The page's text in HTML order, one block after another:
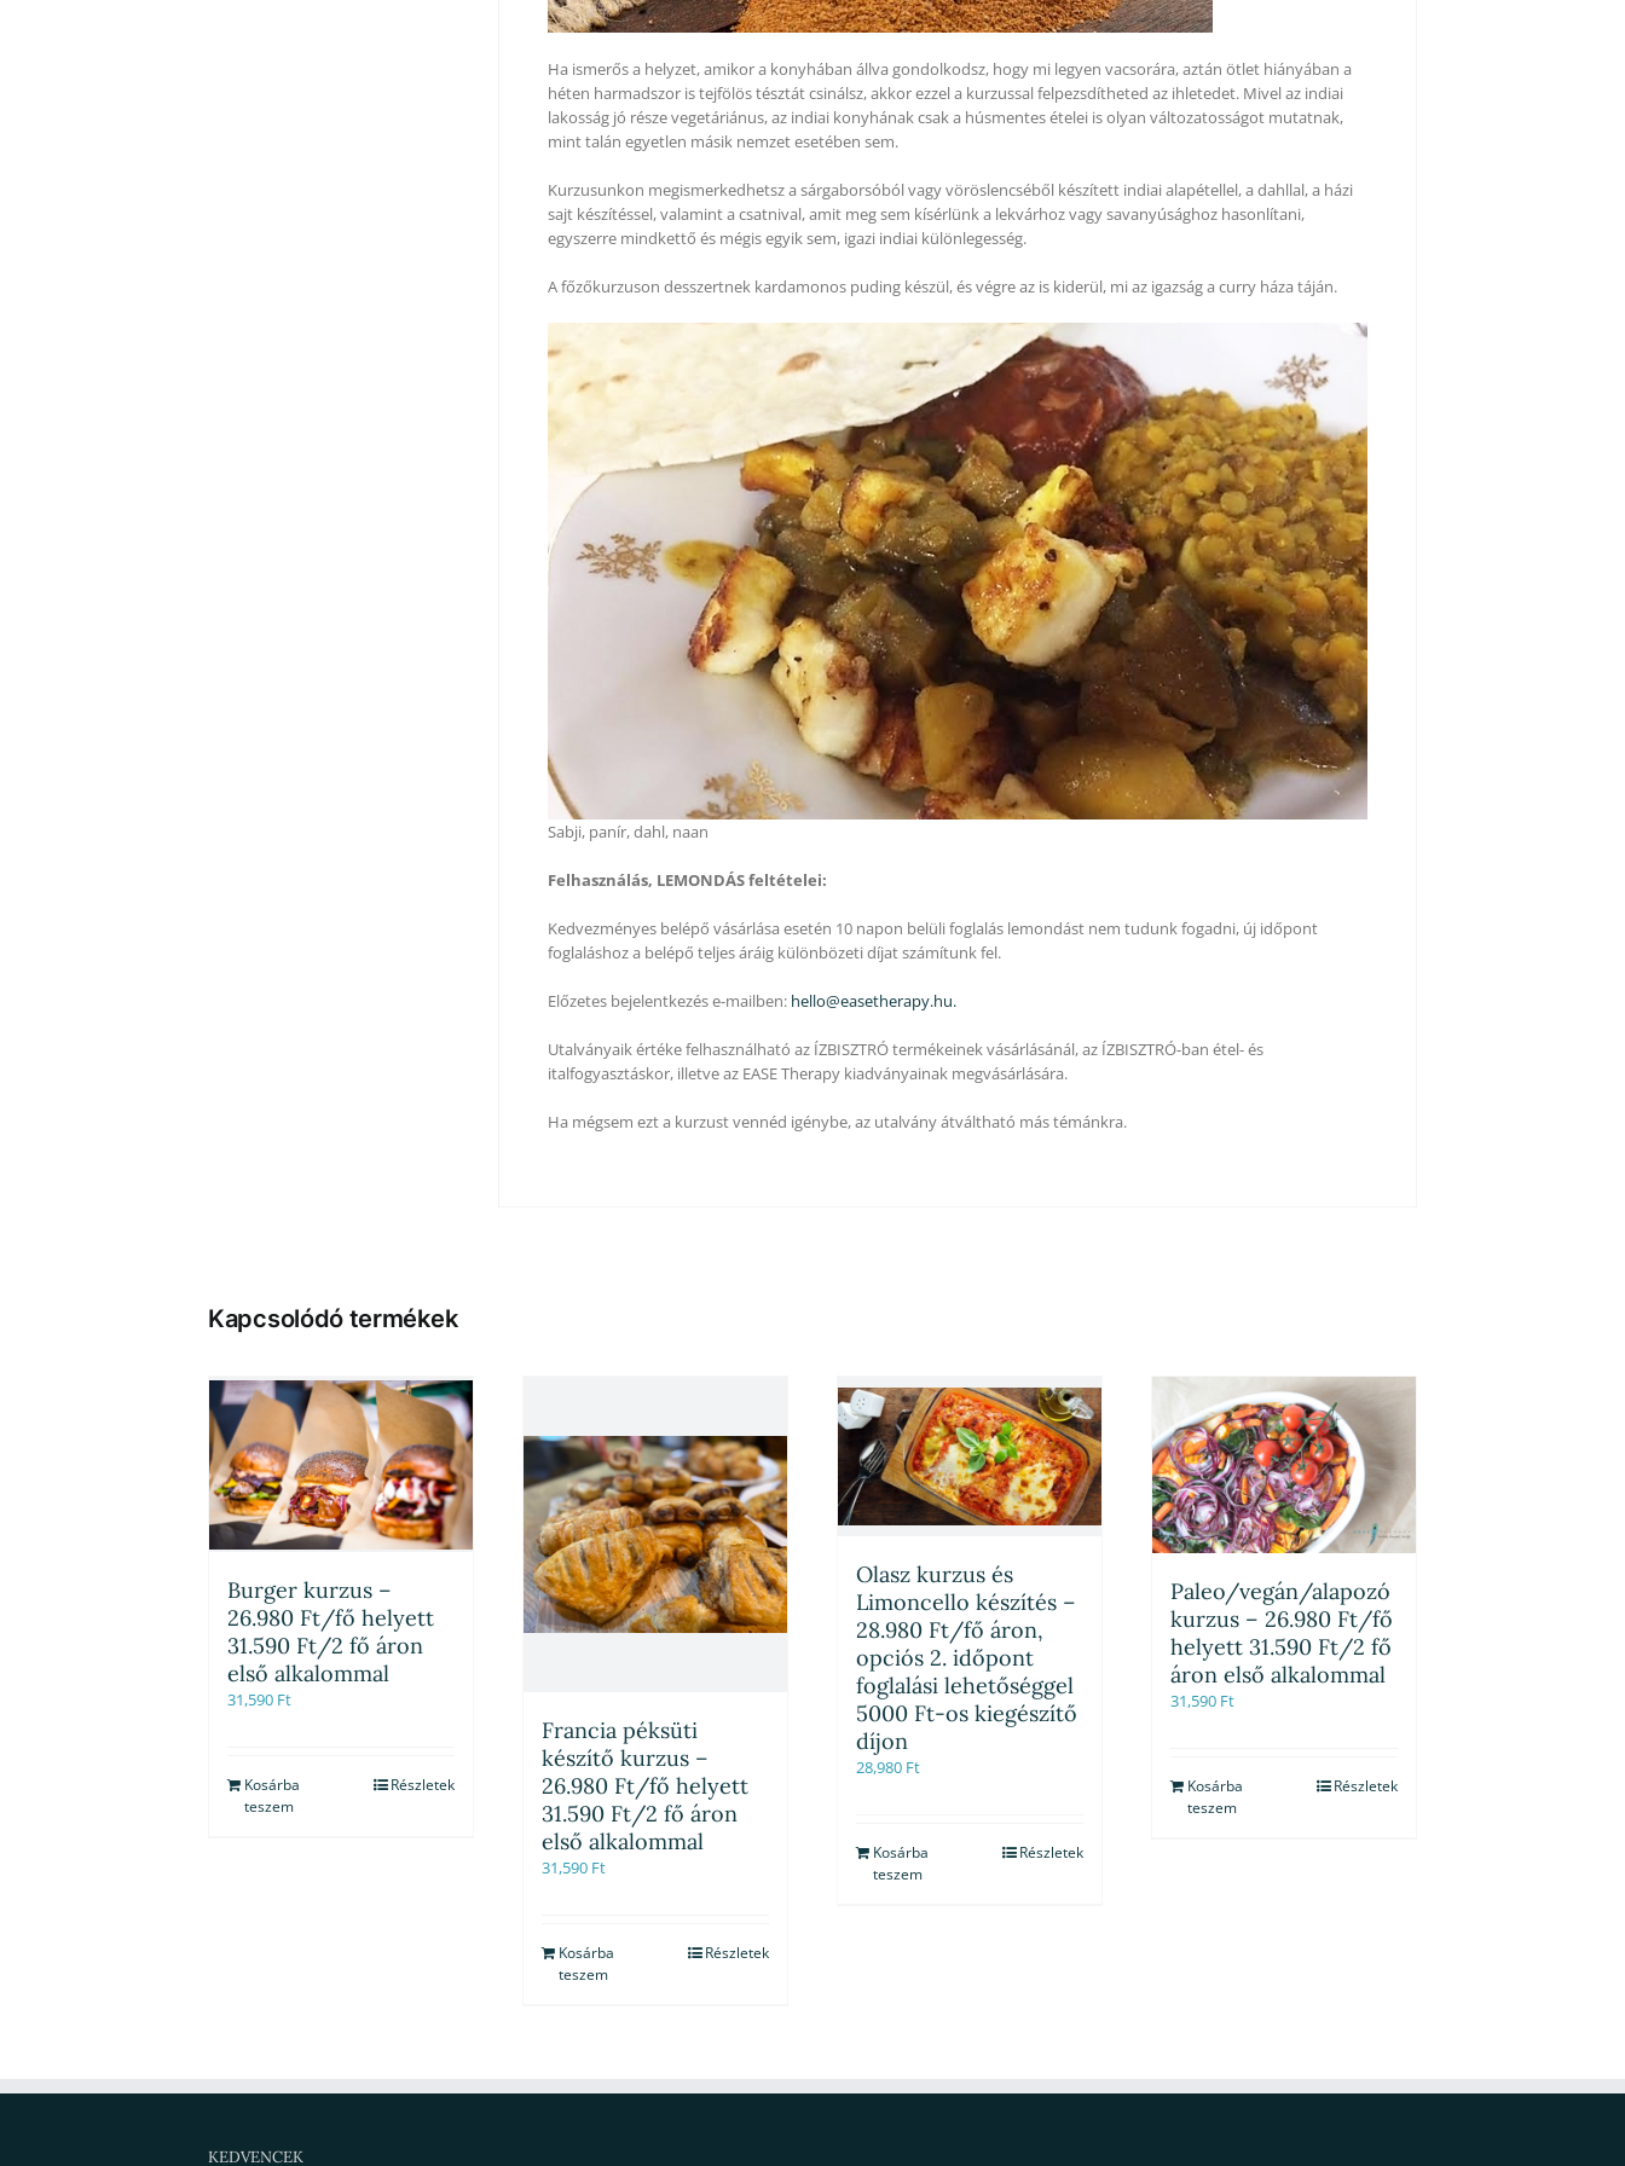
Ha ismerős a helyzet, amikor a konyhában állva gondolkodsz, hogy mi legyen vacsorára, aztán ötlet hiányában a
héten harmadszor is tejfölös tésztát csinálsz, akkor ezzel a kurzussal felpezsdítheted az ihletedet. Mivel az indiai
lakosság jó része vegetáriánus, az indiai konyhának csak a húsmentes ételei is olyan változatosságot mutatnak,
mint talán egyetlen másik nemzet esetében sem.
Kurzusunkon megismerkedhetsz a sárgaborsóból vagy vöröslencséből készített indiai alapétellel, a dahllal, a házi
sajt készítéssel, valamint a csatnival, amit meg sem kísérlünk a lekvárhoz vagy savanyúsághoz hasonlítani,
egyszerre mindkettő és mégis egyik sem, igazi indiai különlegesség.
A főzőkurzuson desszertnek kardamonos puding készül, és végre az is kiderül, mi az igazság a curry háza táján.
Sabji, panír, dahl, naan
Felhasználás, LEMONDÁS feltételei:
Kedvezményes belépő vásárlása esetén 10 napon belüli foglalás lemondást nem tudunk fogadni, új időpont
foglaláshoz a belépő teljes áráig különbözeti díjat számítunk fel.
Előzetes bejelentkezés e-mailben: hello@easetherapy.hu.
Utalványaik értéke felhasználható az ÍZBISZTRÓ termékeinek vásárlásánál, az ÍZBISZTRÓ-ban étel- és
italfogyasztáskor, illetve az EASE Therapy kiadványainak megvásárlására.
Ha mégsem ezt a kurzust vennéd igénybe, az utalvány átváltható más témánkra.
Kapcsolódó termékek
Burger kurzus –
26.980 Ft/fő helyett
31.590 Ft/2 fő áron
első alkalommal
31,590 Ft
Kosárba
teszem
Részletek
Francia péksüti
készítő kurzus –
26.980 Ft/fő helyett
31.590 Ft/2 fő áron
első alkalommal
31,590 Ft
Kosárba
teszem
Részletek
Olasz kurzus és
Limoncello készítés –
28.980 Ft/fő áron,
opciós 2. időpont
foglalási lehetőséggel
5000 Ft-os kiegészítő
díjon
28,980 Ft
Kosárba
teszem
Részletek
Paleo/vegán/alapozó
kurzus – 26.980 Ft/fő
helyett 31.590 Ft/2 fő
áron első alkalommal
31,590 Ft
Kosárba
teszem
Részletek
KEDVENCEK